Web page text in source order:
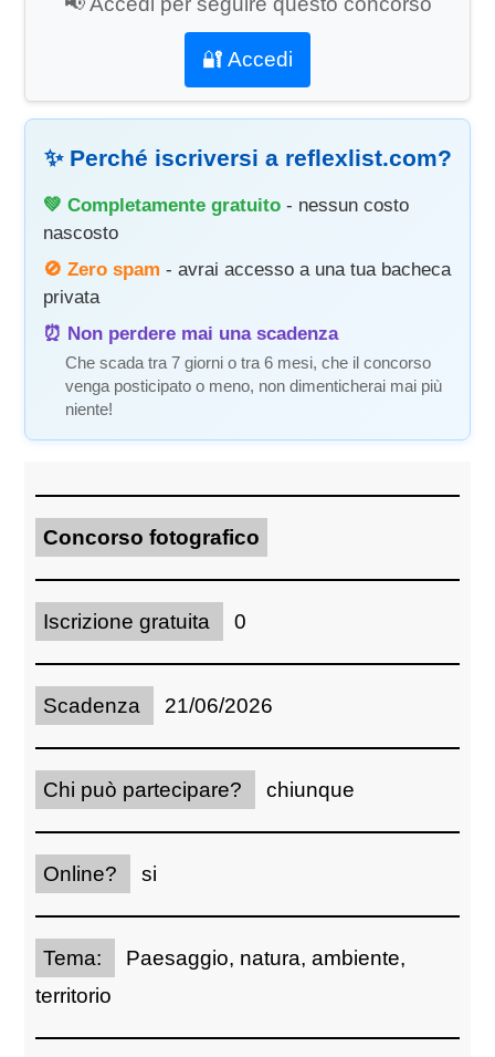
🔐 Accedi
✨ Perché iscriversi a reflexlist.com?
💚 Completamente gratuito - nessun costo
nascosto
🚫 Zero spam - avrai accesso a una tua bacheca
privata
⏰ Non perdere mai una scadenza
Che scada tra 7 giorni o tra 6 mesi, che il concorso
venga posticipato o meno, non dimenticherai mai più
niente!
Concorso fotografico
Iscrizione gratuita 0
Scadenza 21/06/2026
Chi può partecipare? chiunque
Online? si
Tema:
Paesaggio, natura, ambiente,
territorio